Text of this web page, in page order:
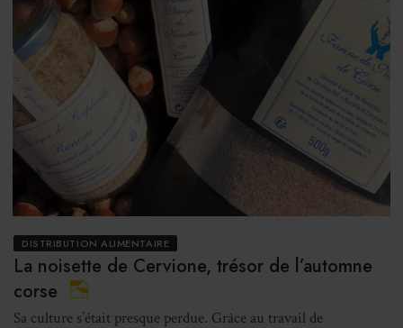
DISTRIBUTION ALIMENTAIRE
La noisette de Cervione, trésor de l’automne
corse
Sa culture s’était presque perdue. Grâce au travail de